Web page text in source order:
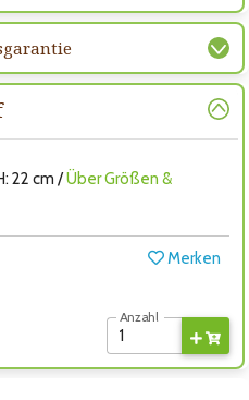
22 cm /Über Größen &
Merken
Anzahl